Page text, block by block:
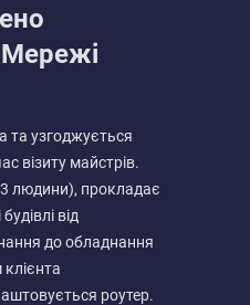
та узгоджується
візиту майстрів.
людини), прокладає
від
до обладнання
роутер.